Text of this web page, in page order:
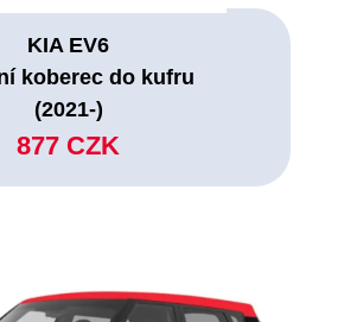
KIA EV6
koberec do kufru
(2021-)
877 CZK